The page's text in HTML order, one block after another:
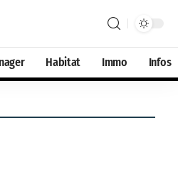
Habitat Immo Infos